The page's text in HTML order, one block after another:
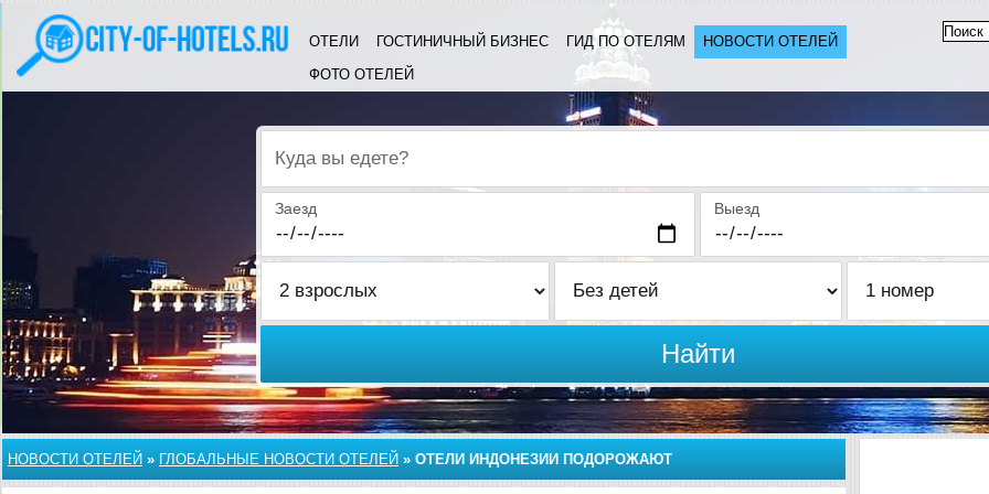
ОТЕЛИ ГОСТИНИЧНЫЙ БИЗНЕС ГИД ПО ОТЕЛЯМ
НОВОСТИ ОТЕЛЕЙ
ФОТО ОТЕЛЕЙ
Куда вы едете?
Заезд Выезд
Найти
НОВОСТИ ОТЕЛЕЙ » ГЛОБАЛЬНЫЕ НОВОСТИ ОТЕЛЕЙ » ОТЕЛИ ИНДОНЕЗИИ ПОДОРОЖАЮТ